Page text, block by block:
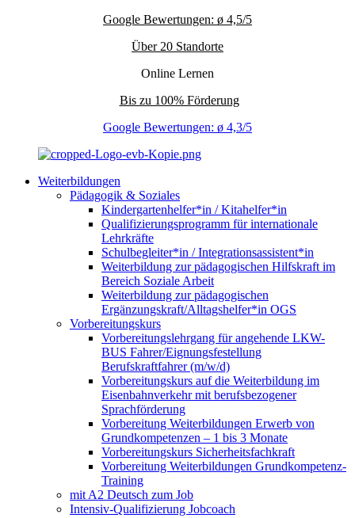
Google Bewertungen: ø 4,5/5
Über 20 Standorte
Online Lernen
Bis zu 100% Förderung
Google Bewertungen: ø 4,3/5
Weiterbildungen
Pädagogik & Soziales
Kindergartenhelfer*in / Kitahelfer*in
Qualifizierungsprogramm für internationale
Lehrkräfte
Schulbegleiter*in / Integrationsassistent*in
Weiterbildung zur pädagogischen Hilfskraft im
Bereich Soziale Arbeit
Weiterbildung zur pädagogischen
Ergänzungskraft/Alltagshelfer*in OGS
Vorbereitungskurs
Vorbereitungslehrgang für angehende LKW-
BUS Fahrer/Eignungsfestellung
Berufskraftfahrer (m/w/d)
Vorbereitungskurs auf die Weiterbildung im
Eisenbahnverkehr mit berufsbezogener
Sprachförderung
Vorbereitung Weiterbildungen Erwerb von
Grundkompetenzen – 1 bis 3 Monate
Vorbereitungskurs Sicherheitsfachkraft
Vorbereitung Weiterbildungen Grundkompetenz-
Training
mit A2 Deutsch zum Job
Intensiv-Qualifizierung Jobcoach